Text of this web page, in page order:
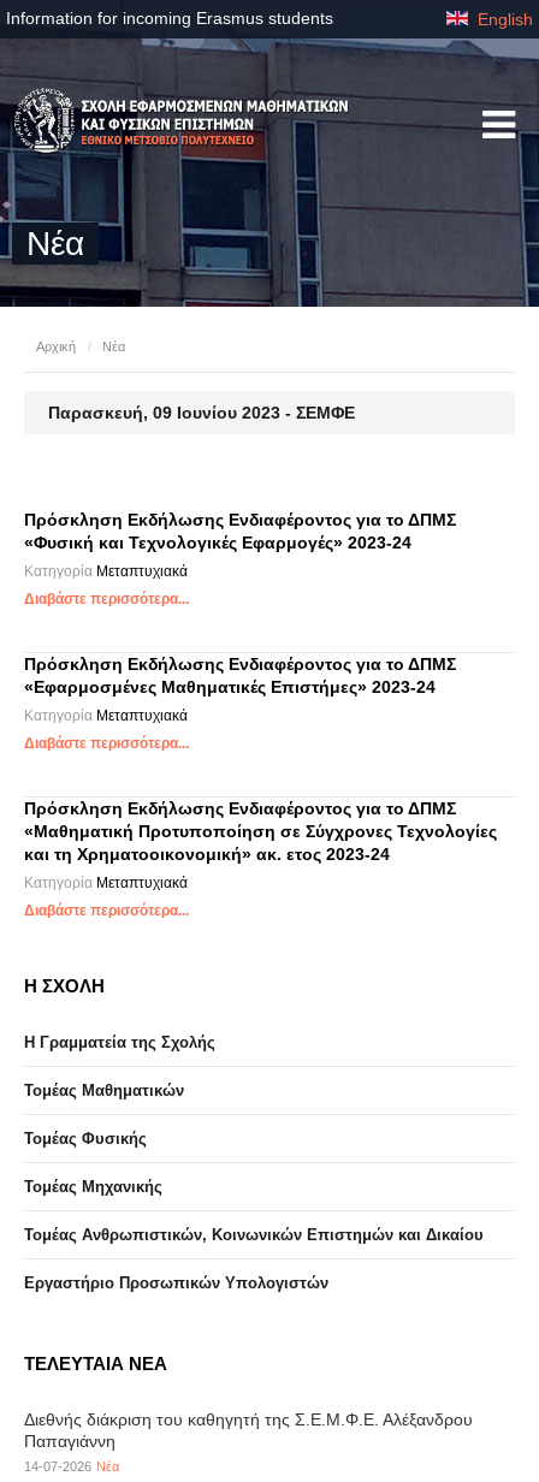
Information for incoming Erasmus students English
Νέα
Αρχική / Νέα
Παρασκευή, 09 Ιουνίου 2023 - ΣΕΜΦΕ
Πρόσκληση Εκδήλωσης Ενδιαφέροντος για το ΔΠΜΣ
«Φυσική και Τεχνολογικές Εφαρμογές» 2023-24
Κατηγορία Μεταπτυχιακά
Διαβάστε περισσότερα...
Πρόσκληση Εκδήλωσης Ενδιαφέροντος για το ΔΠΜΣ
«Εφαρμοσμένες Μαθηματικές Επιστήμες» 2023-24
Κατηγορία Μεταπτυχιακά
Διαβάστε περισσότερα...
Πρόσκληση Εκδήλωσης Ενδιαφέροντος για το ΔΠΜΣ
«Μαθηματική Προτυποποίηση σε Σύγχρονες Τεχνολογίες
και τη Χρηματοοικονομική» ακ. ετος 2023-24
Κατηγορία Μεταπτυχιακά
Διαβάστε περισσότερα...
Η ΣΧΟΛΗ
Η Γραμματεία της Σχολής
Τομέας Μαθηματικών
Τομέας Φυσικής
Τομέας Μηχανικής
Τομέας Ανθρωπιστικών, Κοινωνικών Επιστημών και Δικαίου
Eργαστήριo Προσωπικών Υπολογιστών
ΤΕΛΕΥΤΑΙΑ ΝΕΑ
Διεθνής διάκριση του καθηγητή της Σ.Ε.Μ.Φ.Ε. Αλέξανδρου
Παπαγιάννη
14-07-2026 Νέα